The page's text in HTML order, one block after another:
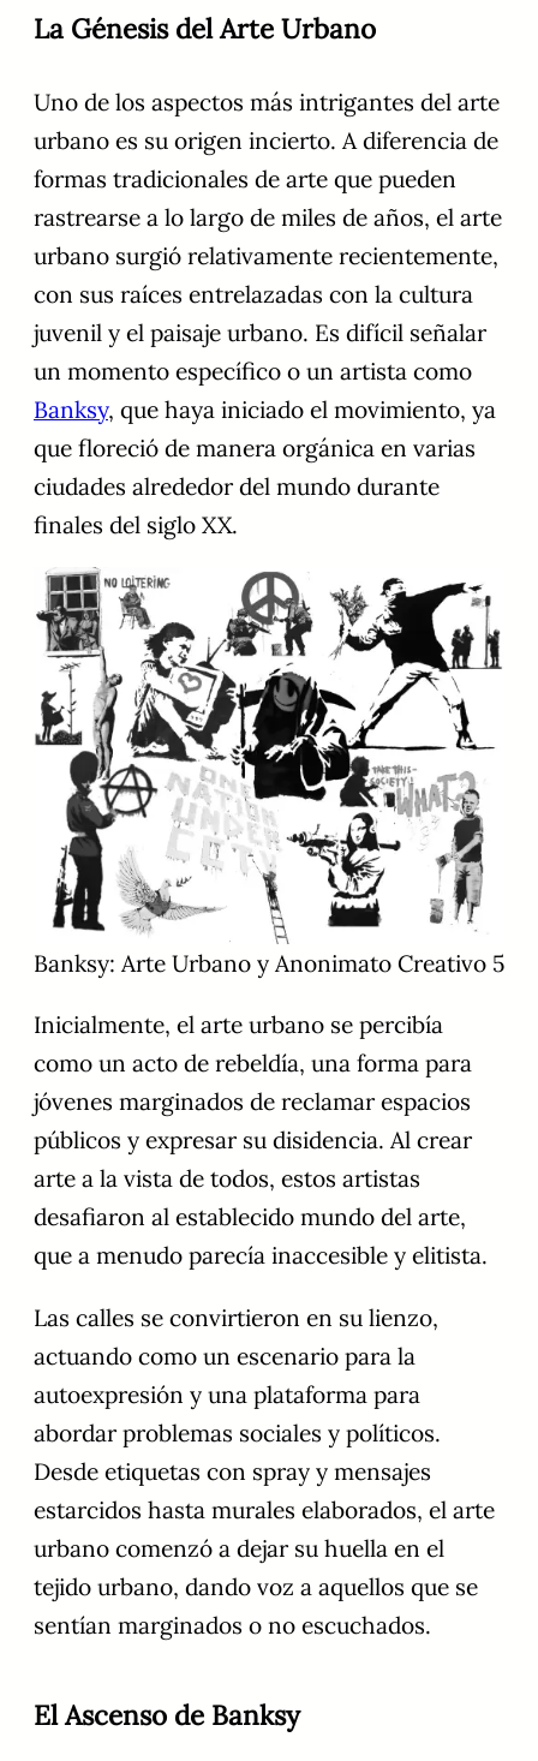
La Génesis del Arte Urbano
Uno de los aspectos más intrigantes del arte
urbano es su origen incierto. A diferencia de
formas tradicionales de arte que pueden
rastrearse a lo largo de miles de años, el arte
urbano surgió relativamente recientemente,
con sus raíces entrelazadas con la cultura
juvenil y el paisaje urbano. Es difícil señalar
un momento específico o un artista como
Banksy, que haya iniciado el movimiento, ya
que floreció de manera orgánica en varias
ciudades alrededor del mundo durante
finales del siglo XX.
Banksy: Arte Urbano y Anonimato Creativo 5
Inicialmente, el arte urbano se percibía
como un acto de rebeldía, una forma para
jóvenes marginados de reclamar espacios
públicos y expresar su disidencia. Al crear
arte a la vista de todos, estos artistas
desafiaron al establecido mundo del arte,
que a menudo parecía inaccesible y elitista.
Las calles se convirtieron en su lienzo,
actuando como un escenario para la
autoexpresión y una plataforma para
abordar problemas sociales y políticos.
Desde etiquetas con spray y mensajes
estarcidos hasta murales elaborados, el arte
urbano comenzó a dejar su huella en el
tejido urbano, dando voz a aquellos que se
sentían marginados o no escuchados.
El Ascenso de Banksy